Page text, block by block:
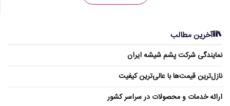
آخرین مطالب
نمایندگی شرکت پشم شیشه ایران
نازل‌ترین قیمت‌ها با عالی‌ترین کیفیت
ارائه خدمات و محصولات در سراسر کشور